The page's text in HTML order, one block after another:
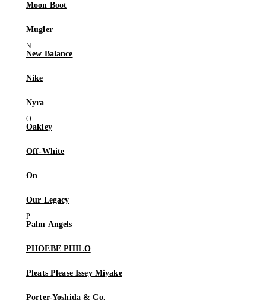
Moon Boot
Mugler
New Balance
Nike
Nyra
Oakley
Off-White
On
Our Legacy
Palm Angels
PHOEBE PHILO
Pleats Please Issey Miyake
Porter-Yoshida & Co.